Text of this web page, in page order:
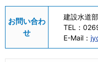
お問い合わ
せ
建設水道
TEL：
E-Mail：